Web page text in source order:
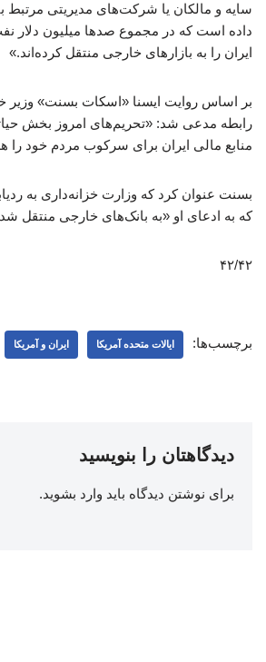
سایه و مالکان یا شرکت‌های مدیریتی مرتبط
داده است که در مجموع صدها میلیون دلار
ایران را به بازارهای خارجی منتقل کرده‌اند.»
بر اساس روایت ایسنا «اسکات بسنت» وزیر
رابطه مدعی شد: «تحریم‌های امروز بخش
منابع مالی ایران برای سرکوب مردم خود
بسنت عنوان کرد که وزارت خزانه‌داری به
که به ادعای او «به بانک‌های خارجی منتقل
۴۲/۴۲
برچسب‌ها: ایالات متحده آمریکا ایران و آمریکا
دیدگاهتان را بنویسید
برای نوشتن دیدگاه باید وارد بشوید.